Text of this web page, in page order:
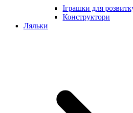
Іграшки для
Конструктори
Ляльки